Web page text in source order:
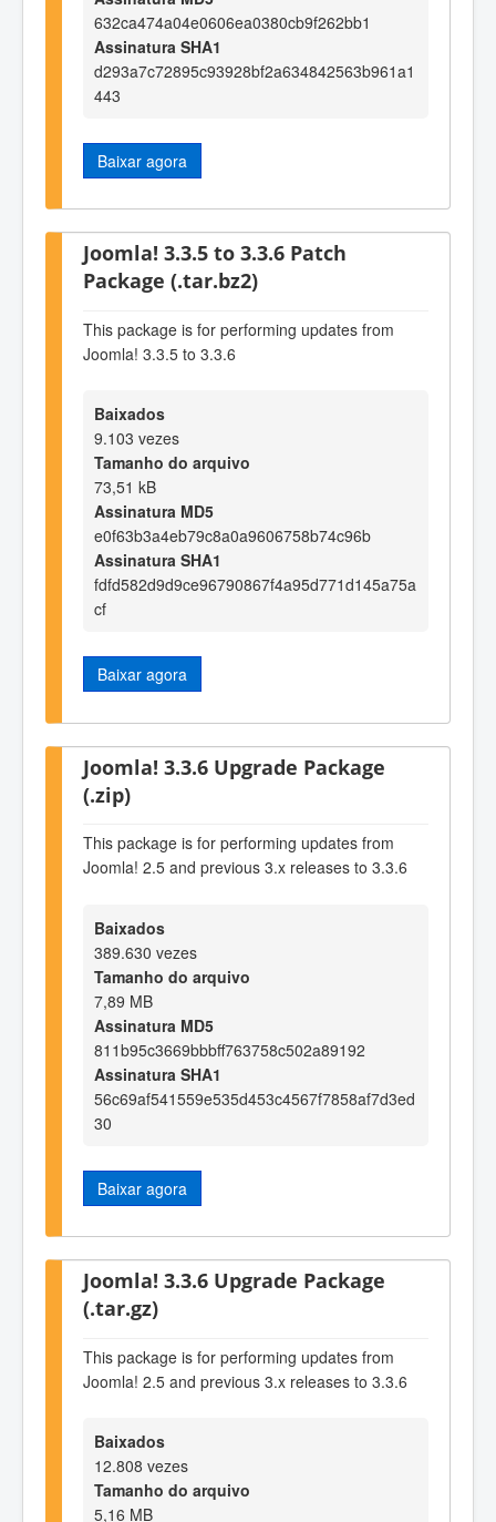
632ca474a04e0606ea0380cb9f262bb1
Assinatura SHA1
d293a7c72895c93928bf2a634842563b961a1
443
Baixar agora
Joomla! 3.3.5 to 3.3.6 Patch
Package (.tar.bz2)
This package is for performing updates from
Joomla! 3.3.5 to 3.3.6
Baixados
9.103 vezes
Tamanho do arquivo
73,51 kB
Assinatura MD5
e0f63b3a4eb79c8a0a9606758b74c96b
Assinatura SHA1
fdfd582d9d9ce96790867f4a95d771d145a75a
cf
Baixar agora
Joomla! 3.3.6 Upgrade Package
(.zip)
This package is for performing updates from
Joomla! 2.5 and previous 3.x releases to 3.3.6
Baixados
389.630 vezes
Tamanho do arquivo
7,89 MB
Assinatura MD5
811b95c3669bbbff763758c502a89192
Assinatura SHA1
56c69af541559e535d453c4567f7858af7d3ed
30
Baixar agora
Joomla! 3.3.6 Upgrade Package
(.tar.gz)
This package is for performing updates from
Joomla! 2.5 and previous 3.x releases to 3.3.6
Baixados
12.808 vezes
Tamanho do arquivo
5,16 MB